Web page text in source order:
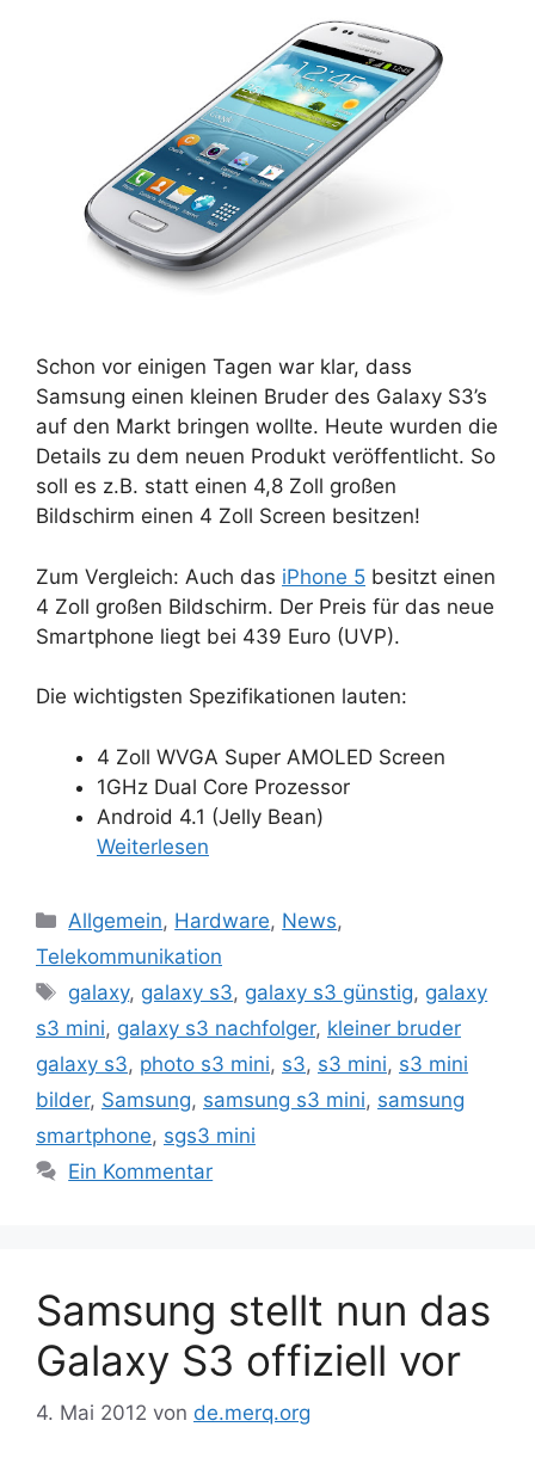
Schon vor einigen Tagen war klar, dass
Samsung einen kleinen Bruder des Galaxy S3’s
auf den Markt bringen wollte. Heute wurden die
Details zu dem neuen Produkt veröffentlicht. So
soll es z.B. statt einen 4,8 Zoll großen
Bildschirm einen 4 Zoll Screen besitzen!
Zum Vergleich: Auch das iPhone 5 besitzt einen
4 Zoll großen Bildschirm. Der Preis für das neue
Smartphone liegt bei 439 Euro (UVP).
Die wichtigsten Spezifikationen lauten:
4 Zoll WVGA Super AMOLED Screen
1GHz Dual Core Prozessor
Android 4.1 (Jelly Bean)
Weiterlesen
Kategorien
Allgemein, Hardware, News,
Telekommunikation
Schlagwörter
galaxy, galaxy s3, galaxy s3 günstig, galaxy
s3 mini, galaxy s3 nachfolger, kleiner bruder
galaxy s3, photo s3 mini, s3, s3 mini, s3 mini
bilder, Samsung, samsung s3 mini, samsung
smartphone, sgs3 mini
Ein Kommentar
Samsung stellt nun das
Galaxy S3 offiziell vor
4. Mai 2012 von de.merq.org